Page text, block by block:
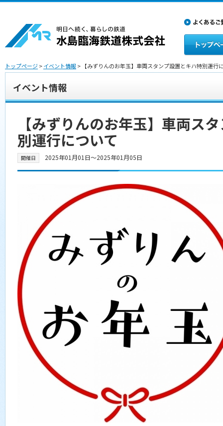
トップページ>イベント情報> 【みずりんのお年玉】車両スタンプ設置とキハ特別運行
イベント情報
【みずりんのお年玉】車両ス
別運行について
開催日 2025年01月01日〜2025年01月05日